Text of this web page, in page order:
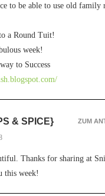
to be able to use old family
a Round Tuit!
week!
to Success
& SPICE}
Thanks for sharing at
this week!
ZUM